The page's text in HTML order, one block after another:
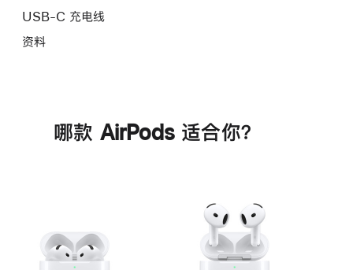
USB-C 充电线
资料
哪款 AirPods 适合你？